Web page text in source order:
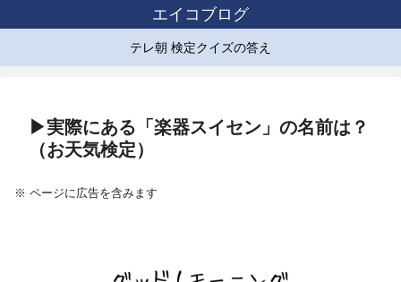
エイコブログ
テレ朝 検定クイズの答え
▶実際にある「楽器スイセン」の名前は？
（お天気検定）
※ ページに広告を含みます